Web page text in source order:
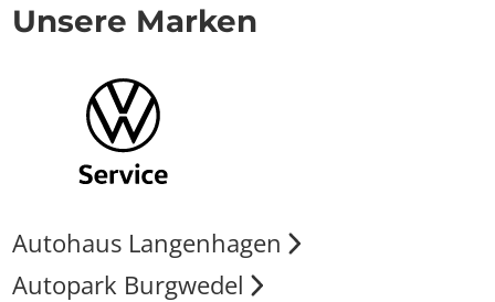
Unsere Marken
Autohaus Langenhagen
Autopark Burgwedel